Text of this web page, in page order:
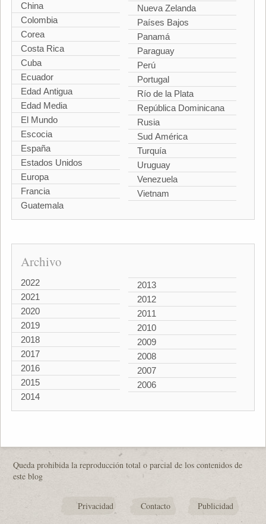
China
Colombia
Corea
Costa Rica
Cuba
Ecuador
Edad Antigua
Edad Media
El Mundo
Escocia
España
Estados Unidos
Europa
Francia
Guatemala
Nueva Zelanda
Países Bajos
Panamá
Paraguay
Perú
Portugal
Río de la Plata
República Dominicana
Rusia
Sud América
Turquía
Uruguay
Venezuela
Vietnam
Archivo
2022
2021
2020
2019
2018
2017
2016
2015
2014
2013
2012
2011
2010
2009
2008
2007
2006
Queda prohibida la reproducción total o parcial de los contenidos de
este blog
Privacidad Contacto Publicidad